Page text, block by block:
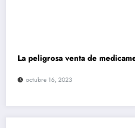
La peligrosa venta de
octubre 16, 2023
Más de 40 mil